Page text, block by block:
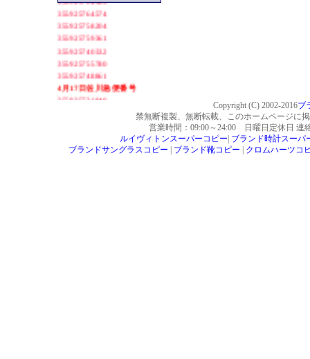
Copyright (C) 2002-2016ブ
禁無断複製、無断転載、このホームページに
営業時間：09:00～24:00 日曜日定休日 連
ルイヴィトンスーパーコピー ブランド時計スーパ
ブランドサングラスコピー
ブランド靴コピー クロムハーツコ